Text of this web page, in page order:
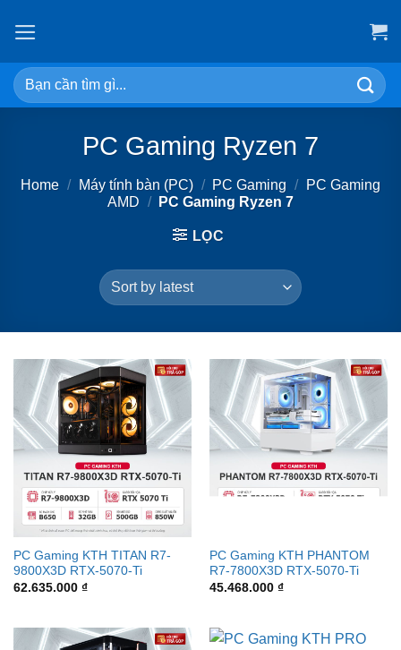
Search
for:
PC Gaming Ryzen 7
Home / Máy tính bàn (PC) / PC Gaming /
PC Gaming
AMD / PC Gaming Ryzen 7
LỌC
PC Gaming KTH TITAN R7-
9800X3D RTX-5070-Ti
62.635.000 ₫
PC Gaming KTH PHANTOM
R7-7800X3D RTX-5070-Ti
45.468.000 ₫